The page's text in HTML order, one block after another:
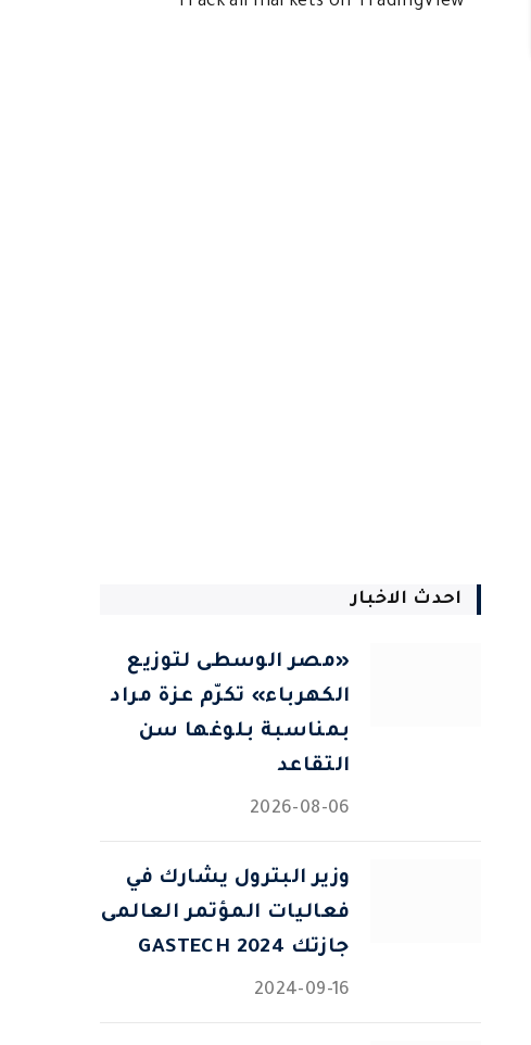
احدث الاخبار
«مصر الوسطى لتوزيع
الكهرباء» تكرّم عزة مراد
بمناسبة بلوغها سن
التقاعد
2026-08-06
وزير البترول يشارك في
فعاليات المؤتمر العالمى
جازتك 2024 GASTECH
2024-09-16